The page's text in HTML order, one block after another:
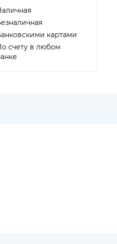
картами
счету в любом